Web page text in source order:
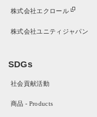
株式会社エクロール
株式会社ユニティジャパン
SDGs
社会貢献活動
商品 - Products